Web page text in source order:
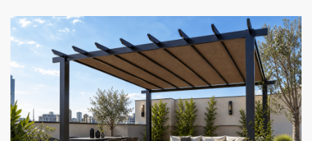
tecnologica, per esempio con l’irrigazione automatizzata, oggi
coltivare […]